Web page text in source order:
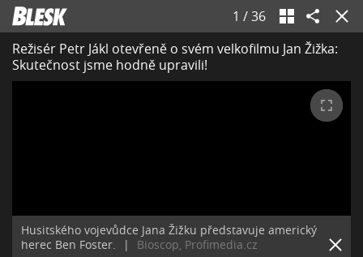
1 /36
Režisér Petr Jákl otevřeně o svém velkofilmu Jan Žižka:
Skutečnost jsme hodně upravili!
Husitského vojevůdce Jana Žižku představuje americký
herec Ben Foster.
| Bioscop, Profimedia.cz